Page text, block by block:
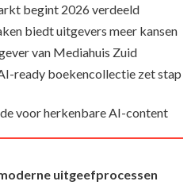
begint 2026 verdeeld
biedt uitgevers meer kansen
van Mediahuis Zuid
ready boekencollectie zet stap
voor herkenbare AI-content
uitgeefprocessen